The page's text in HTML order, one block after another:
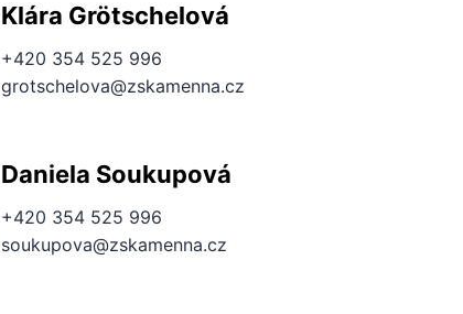
Klára Grötschelová
+420 354 525 996
grotschelova@zskamenna.cz
Daniela Soukupová
+420 354 525 996
soukupova@zskamenna.cz